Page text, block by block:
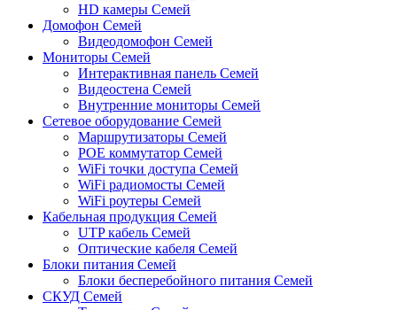
HD камеры Семей
Домофон Семей
Видеодомофон Семей
Мониторы Семей
Интерактивная панель Семей
Видеостена Семей
Внутренние мониторы Семей
Сетевое оборудование Семей
Маршрутизаторы Семей
POE коммутатор Семей
WiFi точки доступа Семей
WiFi радиомосты Семей
WiFi роутеры Семей
Кабельная продукция Семей
UTP кабель Семей
Оптические кабеля Семей
Блоки питания Семей
Блоки бесперебойного питания Семей
СКУД Семей